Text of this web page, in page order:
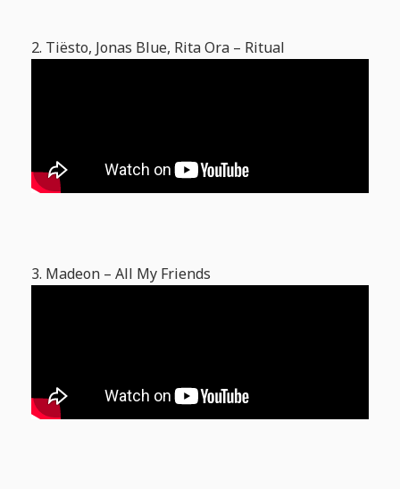
2. Tiësto, Jonas Blue, Rita Ora – Ritual
3. Madeon – All My Friends